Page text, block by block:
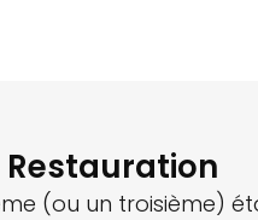
Restauration
(ou un troisième)